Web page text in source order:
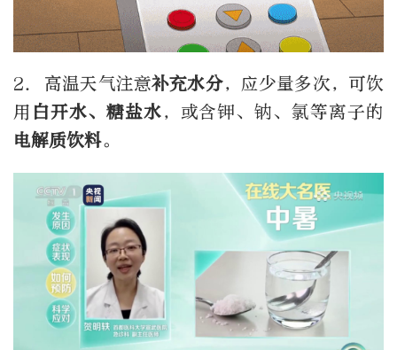
2. 高温天气注意补充水分，应少量多次，可饮
用 白开水、糖盐水，或含钾、钠、氯等离子的
电解质饮料。